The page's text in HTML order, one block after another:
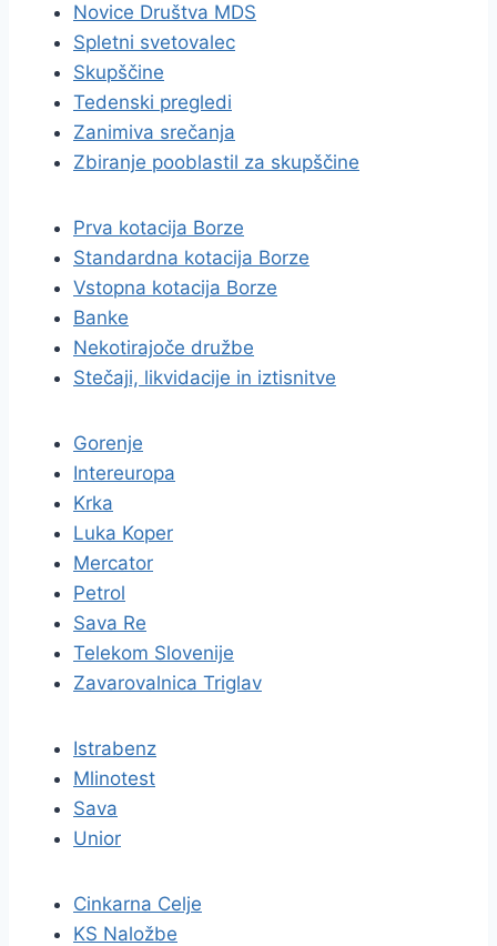
Novice Društva MDS
Spletni svetovalec
Skupščine
Tedenski pregledi
Zanimiva srečanja
Zbiranje pooblastil za skupščine
Prva kotacija Borze
Standardna kotacija Borze
Vstopna kotacija Borze
Banke
Nekotirajoče družbe
Stečaji, likvidacije in iztisnitve
Gorenje
Intereuropa
Krka
Luka Koper
Mercator
Petrol
Sava Re
Telekom Slovenije
Zavarovalnica Triglav
Istrabenz
Mlinotest
Sava
Unior
Cinkarna Celje
KS Naložbe